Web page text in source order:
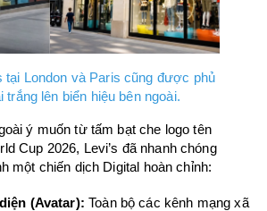
tại London và Paris cũng được phủ
trắng lên biển hiệu bên ngoài.
ý muốn từ tấm bạt che logo tên
Cup 2026, Levi’s đã nhanh chóng
một chiến dịch Digital hoàn chỉnh:
(Avatar): Toàn bộ các kênh mạng xã